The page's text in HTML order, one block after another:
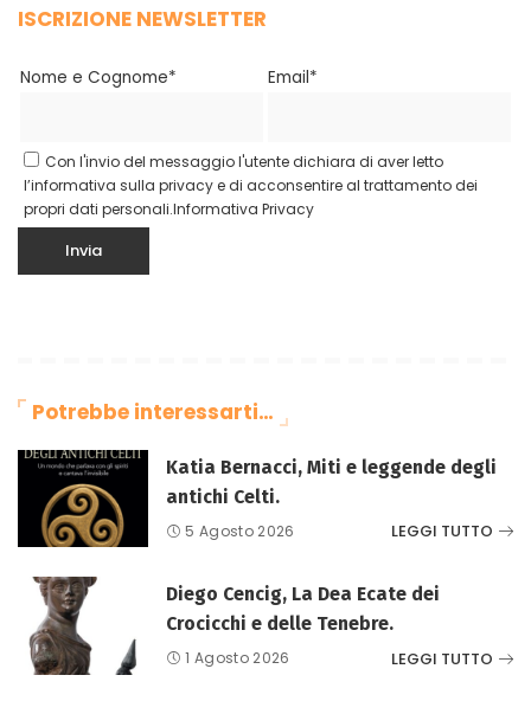
ISCRIZIONE NEWSLETTER
Nome e Cognome* Email*
Con l'invio del messaggio l'utente dichiara di aver letto
l’informativa sulla privacy e di acconsentire al trattamento dei
propri dati personali.Informativa Privacy
Potrebbe interessarti…
Katia Bernacci, Miti e leggende degli
antichi Celti.
5 Agosto 2026 LEGGI TUTTO
Diego Cencig, La Dea Ecate dei
Crocicchi e delle Tenebre.
1 Agosto 2026 LEGGI TUTTO